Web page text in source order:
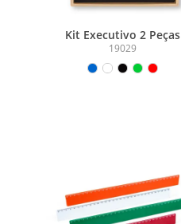
Kit Executivo 2 Peças
19029